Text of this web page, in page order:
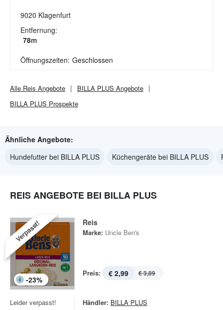
9020 Klagenfurt
Entfernung:
78m
Öffnungszeiten: Geschlossen
Alle Reis Angebote BILLA PLUS Angebote
BILLA PLUS Prospekte
Ähnliche Angebote:
Hundefutter bei BILLA PLUS
Küchengeräte bei BILLA PLUS
REIS ANGEBOTE BEI BILLA PLUS
Verpasst!
-23%
Reis
Marke: Uncle Ben's
Preis: € 2,99 € 3,89
Leider verpasst!
Händler: BILLA PLUS